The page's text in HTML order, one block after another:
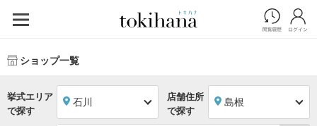
ショップ一覧
挙式エリア
で探す
石川
店舗住所
で探す
島根